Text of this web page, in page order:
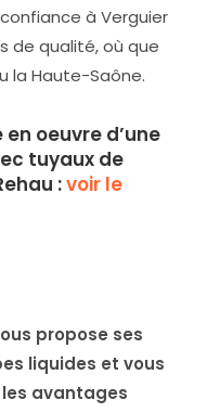
à Verguier
de qualité, où que
la Haute-Saône.
oeuvre d’une
tuyaux de
:voir le
propose ses
liquides et vous
avantages